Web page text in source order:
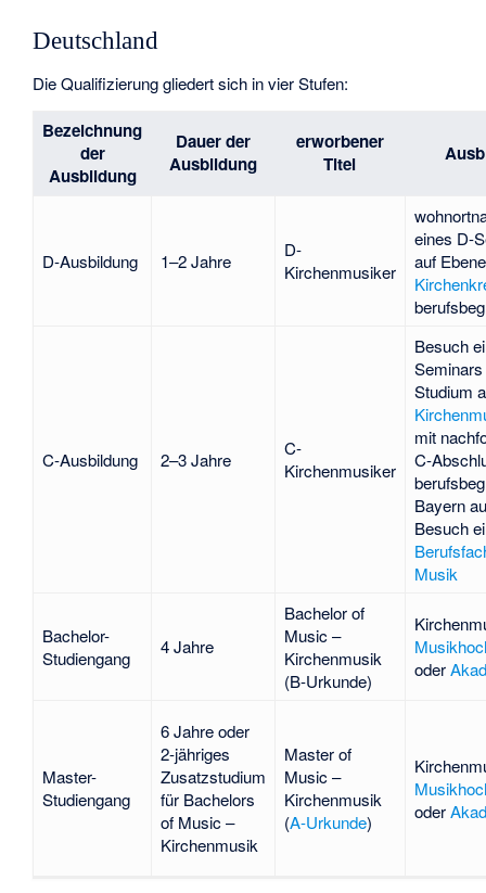
Deutschland
Die Qualifizierung gliedert sich in vier Stufen:
Bezeichnung
der
Ausbildung
Dauer der
Ausbildung
erworbener
Titel
D-Ausbildung 1–2 Jahre
D-
Kirchenmusiker
eines D-
auf
C-Ausbildung 2–3 Jahre
C-
Kirchenmusiker
Besuch
Studium
mit
C-
Bayern
Besuch
Musik
Bachelor-
Studiengang
4 Jahre
Bachelor of
Music –
Kirchenmusik
(B-Urkunde)
oder
Master-
Studiengang
6 Jahre oder
2-jähriges
Zusatzstudium
für Bachelors
of Music –
Kirchenmusik
Master of
Music –
Kirchenmusik
(A-Urkunde)
oder